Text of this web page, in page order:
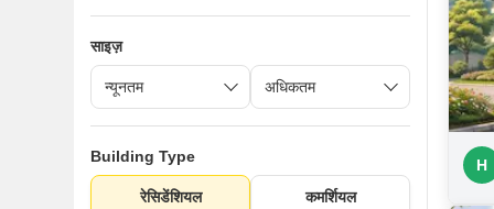
H
साइज़
Building Type
रेसिडेंशियल कमर्शियल